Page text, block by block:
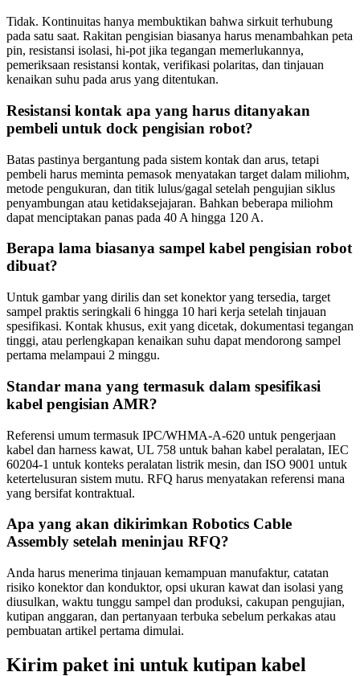
Tidak. Kontinuitas hanya membuktikan bahwa sirkuit terhubung
pada satu saat. Rakitan pengisian biasanya harus menambahkan peta
pin, resistansi isolasi, hi-pot jika tegangan memerlukannya,
pemeriksaan resistansi kontak, verifikasi polaritas, dan tinjauan
kenaikan suhu pada arus yang ditentukan.
Resistansi kontak apa yang harus ditanyakan
pembeli untuk dock pengisian robot?
Batas pastinya bergantung pada sistem kontak dan arus, tetapi
pembeli harus meminta pemasok menyatakan target dalam miliohm,
metode pengukuran, dan titik lulus/gagal setelah pengujian siklus
penyambungan atau ketidaksejajaran. Bahkan beberapa miliohm
dapat menciptakan panas pada 40 A hingga 120 A.
Berapa lama biasanya sampel kabel pengisian robot
dibuat?
Untuk gambar yang dirilis dan set konektor yang tersedia, target
sampel praktis seringkali 6 hingga 10 hari kerja setelah tinjauan
spesifikasi. Kontak khusus, exit yang dicetak, dokumentasi tegangan
tinggi, atau perlengkapan kenaikan suhu dapat mendorong sampel
pertama melampaui 2 minggu.
Standar mana yang termasuk dalam spesifikasi
kabel pengisian AMR?
Referensi umum termasuk IPC/WHMA-A-620 untuk pengerjaan
kabel dan harness kawat, UL 758 untuk bahan kabel peralatan, IEC
60204-1 untuk konteks peralatan listrik mesin, dan ISO 9001 untuk
ketertelusuran sistem mutu. RFQ harus menyatakan referensi mana
yang bersifat kontraktual.
Apa yang akan dikirimkan Robotics Cable
Assembly setelah meninjau RFQ?
Anda harus menerima tinjauan kemampuan manufaktur, catatan
risiko konektor dan konduktor, opsi ukuran kawat dan isolasi yang
diusulkan, waktu tunggu sampel dan produksi, cakupan pengujian,
kutipan anggaran, dan pertanyaan terbuka sebelum perkakas atau
pembuatan artikel pertama dimulai.
Kirim paket ini untuk kutipan kabel